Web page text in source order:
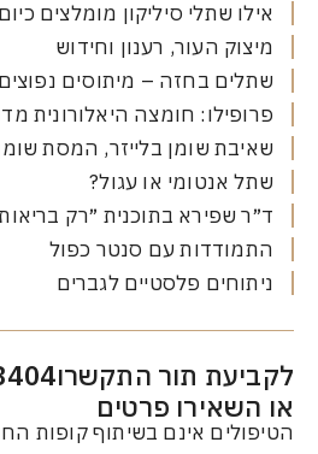
שתלי סיליקון מומלצים כיום?
העור, רענון וחידוש
בחזה – מיתוסים נפוצים
חומצה היאלורונית מדור חדש
שומן בלייזר, המסת שומן בלייזר
או עגול?
שפירא בתוכנית ״רק בריאות״
עם סנטר כפול
פלסטיים לגברים
תור התקשרו8023404
פרטים
אינם בשיתוף קופות החולים